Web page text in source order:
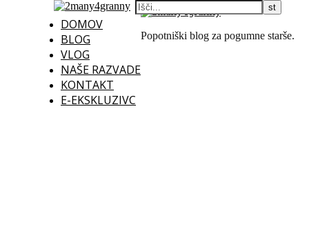
DOMOV
BLOG
VLOG
NAŠE RAZVADE
KONTAKT
E-EKSKLUZIVC
Popotniški blog za pogumne starše.